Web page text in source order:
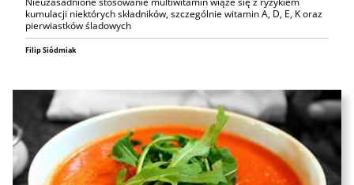
kumulacji niektórych składników, szczególnie witamin A, D, E, K oraz
pierwiastków śladowych
Filip Siódmiak